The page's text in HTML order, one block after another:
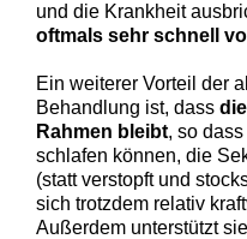
und die Krankheit
oftmals sehr schnell
Ein weiterer Vorteil der
Behandlung ist, dass
Rahmen bleibt, so
schlafen können, die
(statt verstopft und
sich trotzdem relativ
Außerdem unterstützt